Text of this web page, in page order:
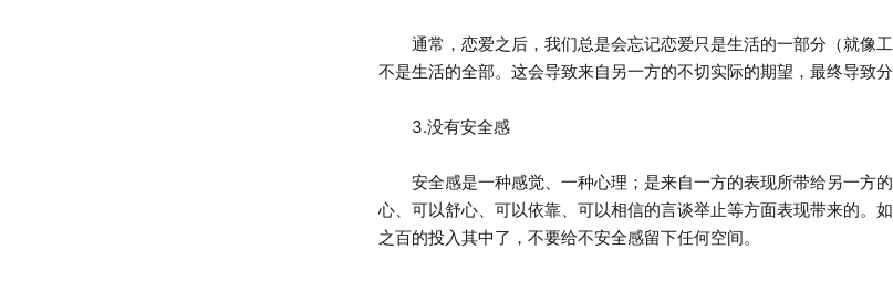
通常，恋爱之后，我们总是会忘记恋爱只是生活的一部分（就像
不是生活的全部。这会导致来自另一方的不切实际的期望，最终导致分
3.没有安全感
安全感是一种感觉、一种心理；是来自一方的表现所带给另一方
心、可以舒心、可以依靠、可以相信的言谈举止等方面表现带来的。
之百的投入其中了，不要给不安全感留下任何空间。